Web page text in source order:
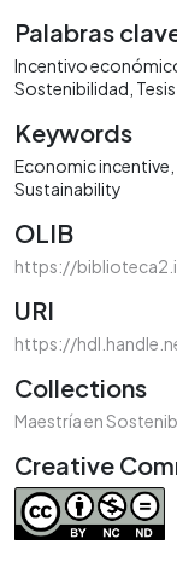
Palabras
Incentivo
Sostenibilidad
Keywords
Economic incentive
Sustainability
OLIB
https://
URI
https://
Collections
Maestría en
Creative